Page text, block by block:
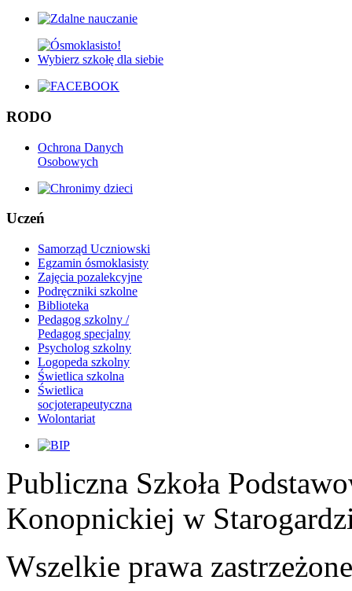
RODO
Ochrona Danych
Osobowych
Uczeń
Samorząd Uczniowski
Egzamin ósmoklasisty
Zajęcia pozalekcyjne
Podręczniki szkolne
Biblioteka
Pedagog szkolny /
Pedagog specjalny
Psycholog szkolny
Logopeda szkolny
Świetlica szkolna
Świetlica
socjoterapeutyczna
Wolontariat
Publiczna Szkoła
Konopnickiej w
Wszelkie prawa zastrzeżone